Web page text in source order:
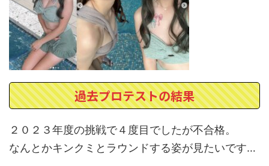
過去プロテストの結果
２０２３年度の挑戦で４度目でしたが不合格。
なんとかキンクミとラウンドする姿が見たいです…